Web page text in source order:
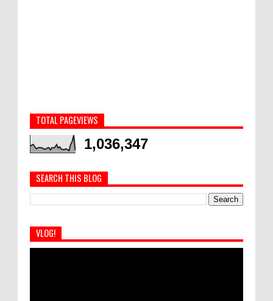
TOTAL PAGEVIEWS
1,036,347
SEARCH THIS BLOG
VLOG!